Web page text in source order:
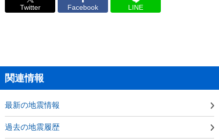
Twitter Facebook LINE
関連情報
最新の地震情報
過去の地震履歴